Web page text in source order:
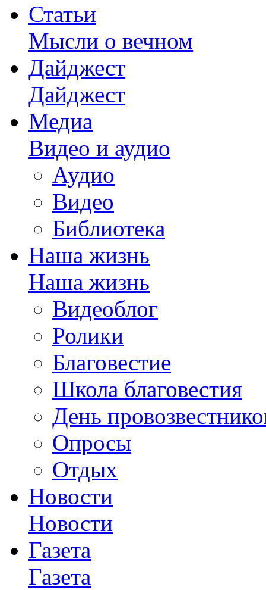
Статьи
Мысли о вечном
Дайджест
Дайджест
Медиа
Видео и аудио
Аудио
Видео
Библиотека
Наша жизнь
Наша жизнь
Видеоблог
Ролики
Благовестие
Школа благовестия
День
Опросы
Отдых
Новости
Новости
Газета
Газета